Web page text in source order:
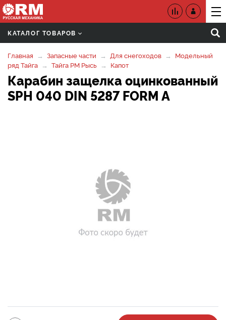
КАТАЛОГ ТОВАРОВ
Главная Запасные части Для снегоходов
Модельный
ряд Тайга
Тайга РМ Рысь Капот
Карабин защелка оцинкованный
SРH 040 DIN 5287 FОRМ А